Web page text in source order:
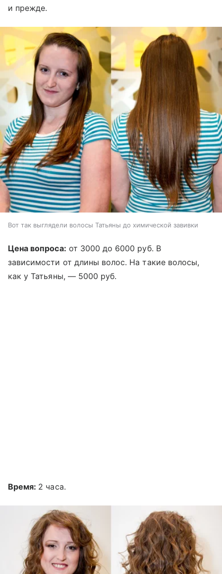
и прежде.
Вот так выглядели волосы Татьяны до химической завивки
Цена вопроса: от 3000 до 6000 руб. В
зависимости от длины волос. На такие волосы,
как у Татьяны, — 5000 руб.
Время: 2 часа.